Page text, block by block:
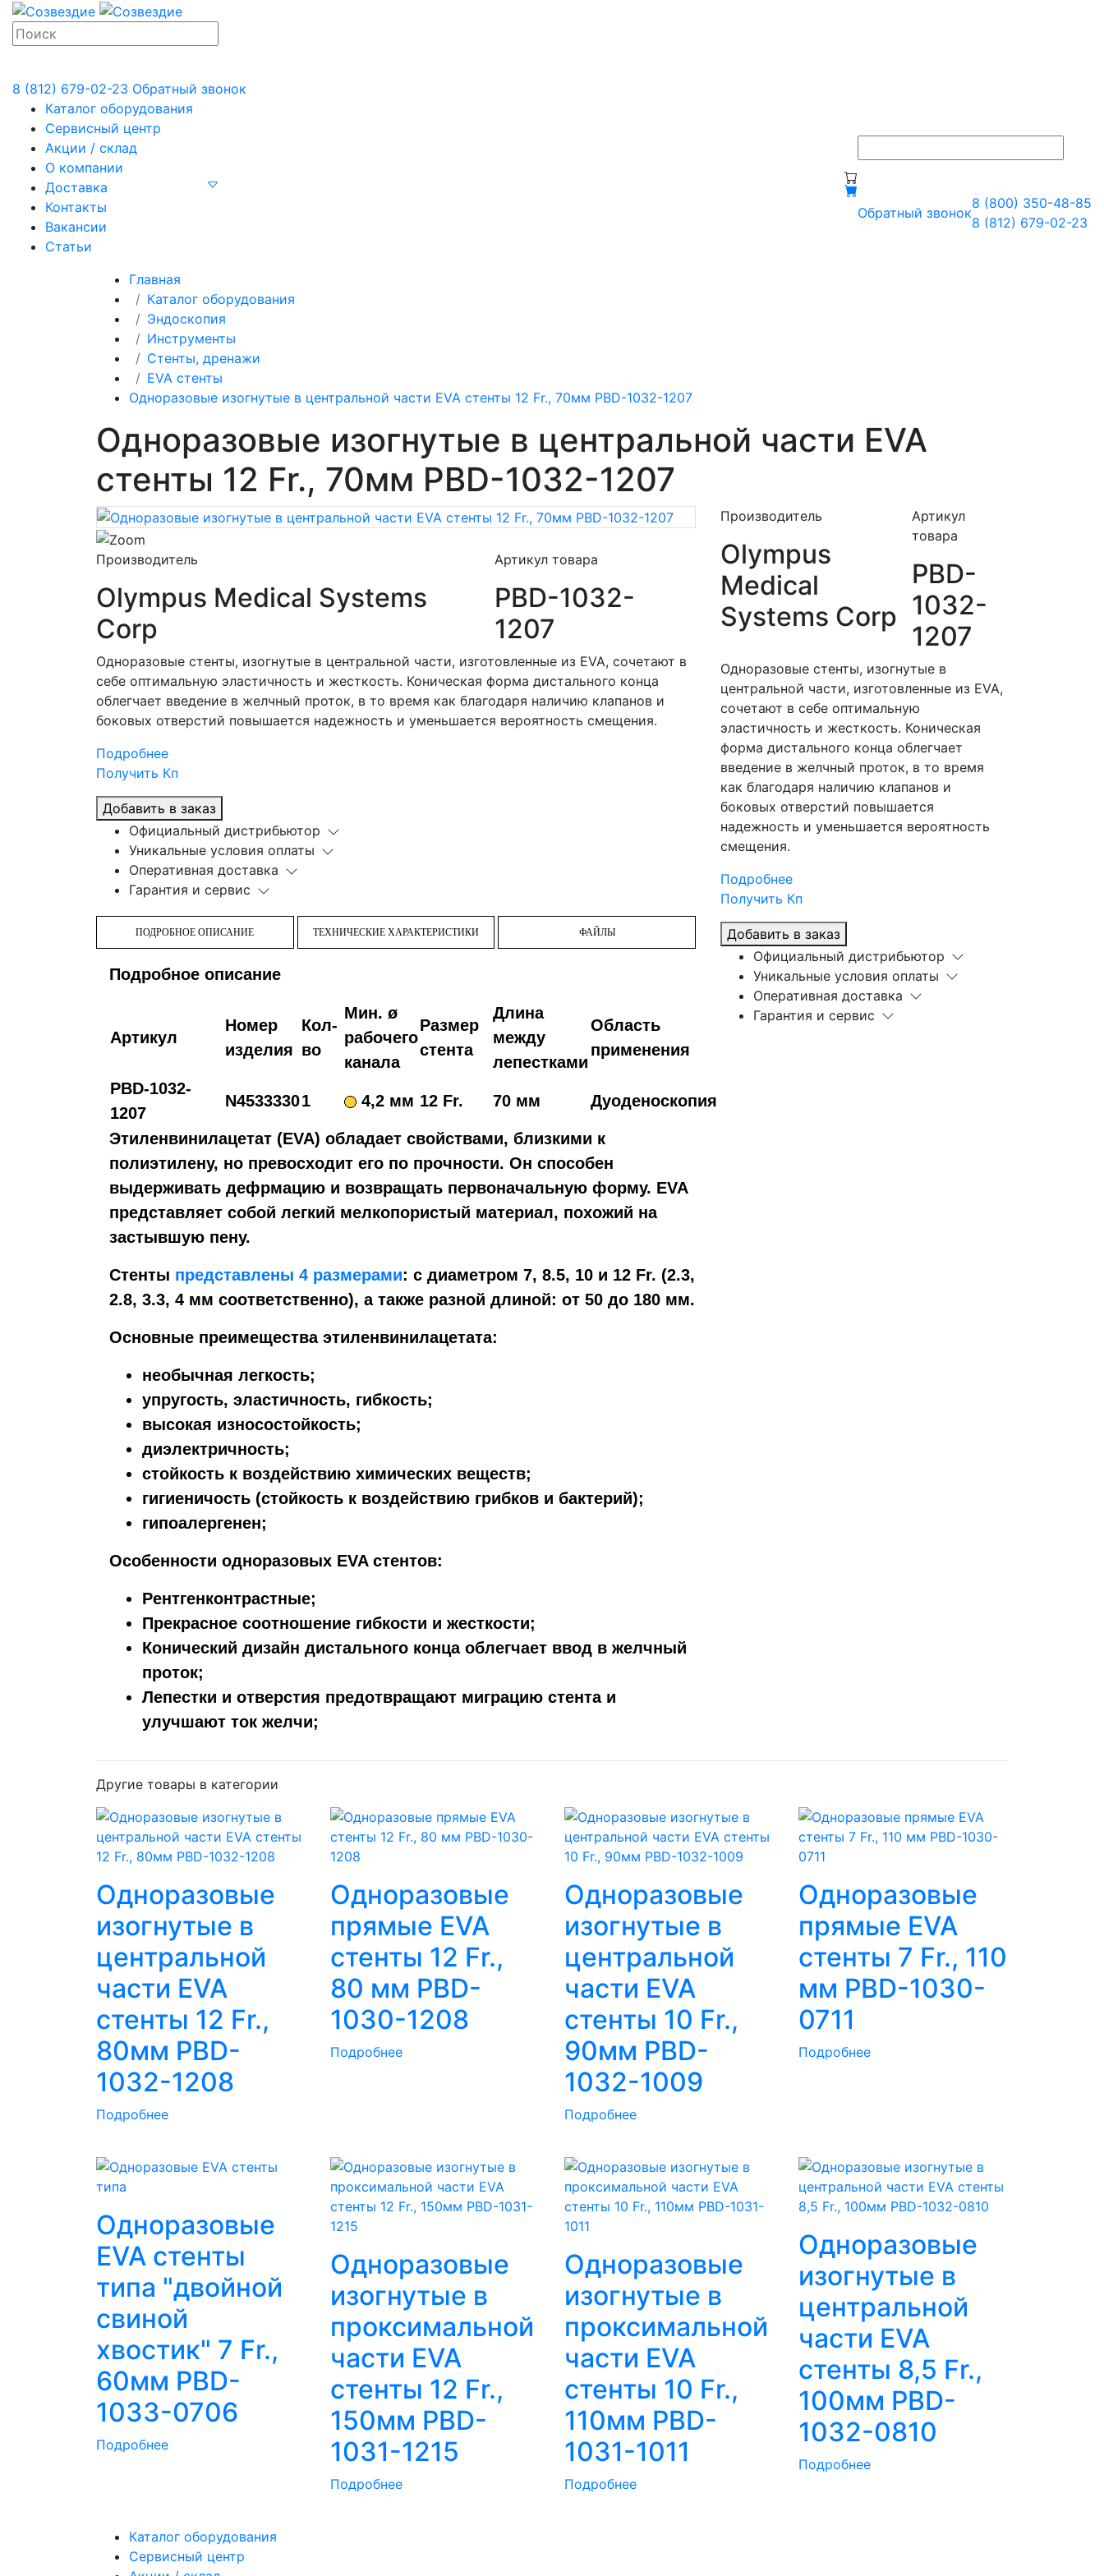
8 (812) 679-02-23 Обратный звонок
Каталог оборудования
Сервисный центр
Акции / склад
О компании
Доставка
Контакты
Вакансии
Статьи
Обратный звонок
8 (800) 350-48-85
8 (812) 679-02-23
Главная
Каталог оборудования
Эндоскопия
Инструменты
Стенты, дренажи
EVA стенты
Одноразовые изогнутые в центральной части EVA стенты 12 Fr., 70мм PBD-1032-1207
Одноразовые изогнутые в центральной части EVA
стенты 12 Fr., 70мм PBD-1032-1207
Производитель
Olympus Medical Systems
Corp
Артикул товара
PBD-1032-
1207
Одноразовые стенты, изогнутые в центральной части, изготовленные из EVA, сочетают в
себе оптимальную эластичность и жесткость. Коническая форма дистального конца
облегчает введение в желчный проток, в то время как благодаря наличию клапанов и
боковых отверстий повышается надежность и уменьшается вероятность смещения.
Подробнее
Получить Кп
Добавить в заказ
Официальный дистрибьютор
Уникальные условия оплаты
Оперативная доставка
Гарантия и сервис
ПОДРОБНОЕ ОПИСАНИЕ ТЕХНИЧЕСКИЕ ХАРАКТЕРИСТИКИ ФАЙЛЫ
Подробное описание
Артикул
Номер
изделия
Кол-
во
Мин. ø
рабочего
канала
Размер
стента
Длина
между
лепестками
Область
применения
PBD-1032-
1207
N45333301 4,2 мм 12 Fr. 70 мм Дуоденоскопия
Этиленвинилацетат (EVA) обладает свойствами, близкими к
полиэтилену, но превосходит его по прочности. Он способен
выдерживать дефрмацию и возвращать первоначальную форму. EVA
представляет собой легкий мелкопористый материал, похожий на
застывшую пену.
Стенты представлены 4 размерами: с диаметром 7, 8.5, 10 и 12 Fr. (2.3,
2.8, 3.3, 4 мм соответственно), а также разной длиной: от 50 до 180 мм.
Основные преимещества этиленвинилацетата:
необычная легкость;
упругость, эластичность, гибкость;
высокая износостойкость;
диэлектричность;
стойкость к воздействию химических веществ;
гигиеничость (стойкость к воздействию грибков и бактерий);
гипоалергенен;
Особенности одноразовых EVA стентов:
Рентгенконтрастные;
Прекрасное соотношение гибкости и жесткости;
Конический дизайн дистального конца облегчает ввод в желчный
проток;
Лепестки и отверстия предотвращают миграцию стента и
улучшают ток желчи;
Производитель
Olympus
Medical
Systems Corp
Артикул
товара
PBD-
1032-
1207
Одноразовые стенты, изогнутые в
центральной части, изготовленные из EVA,
сочетают в себе оптимальную
эластичность и жесткость. Коническая
форма дистального конца облегчает
введение в желчный проток, в то время
как благодаря наличию клапанов и
боковых отверстий повышается
надежность и уменьшается вероятность
смещения.
Подробнее
Получить Кп
Добавить в заказ
Официальный дистрибьютор
Уникальные условия оплаты
Оперативная доставка
Гарантия и сервис
Другие товары в категории
Одноразовые
изогнутые в
центральной
части EVA
стенты 12 Fr.,
80мм PBD-
1032-1208
Подробнее
Одноразовые
прямые EVA
стенты 12 Fr.,
80 мм PBD-
1030-1208
Подробнее
Одноразовые
изогнутые в
центральной
части EVA
стенты 10 Fr.,
90мм PBD-
1032-1009
Подробнее
Одноразовые
прямые EVA
стенты 7 Fr., 110
мм PBD-1030-
0711
Подробнее
Одноразовые
EVA стенты
типа "двойной
свиной
хвостик" 7 Fr.,
60мм PBD-
1033-0706
Подробнее
Одноразовые
изогнутые в
проксимальной
части EVA
стенты 12 Fr.,
150мм PBD-
1031-1215
Подробнее
Одноразовые
изогнутые в
проксимальной
части EVA
стенты 10 Fr.,
110мм PBD-
1031-1011
Подробнее
Одноразовые
изогнутые в
центральной
части EVA
стенты 8,5 Fr.,
100мм PBD-
1032-0810
Подробнее
Каталог оборудования
Сервисный центр